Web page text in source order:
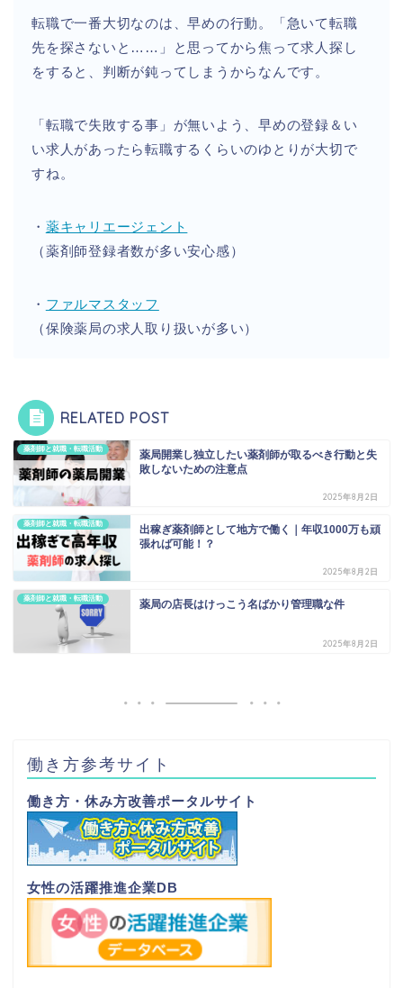
転職で一番大切なのは、早めの行動。「急いて転職
先を探さないと……」と思ってから焦って求人探し
をすると、判断が鈍ってしまうからなんです。
「転職で失敗する事」が無いよう、早めの登録＆い
い求人があったら転職するくらいのゆとりが大切で
すね。
・ 薬キャリエージェント
（薬剤師登録者数が多い安心感）
・ ファルマスタッフ
（保険薬局の求人取り扱いが多い）
RELATED POST
薬剤師と就職・転職活動
薬局開業し独立したい薬剤師が取るべき行動と失
敗しないための注意点
2025年8月2日
薬剤師と就職・転職活動
出稼ぎ薬剤師として地方で働く｜年収1000万も頑
張れば可能！？
2025年8月2日
薬剤師と就職・転職活動 薬局の店長はけっこう名ばかり管理職な件
2025年8月2日
働き方参考サイト
働き方・休み方改善ポータルサイト
女性の活躍推進企業DB